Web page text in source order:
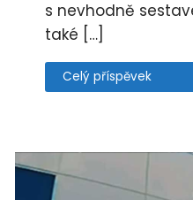
s nevhodně
také […]
Celý příspěvek